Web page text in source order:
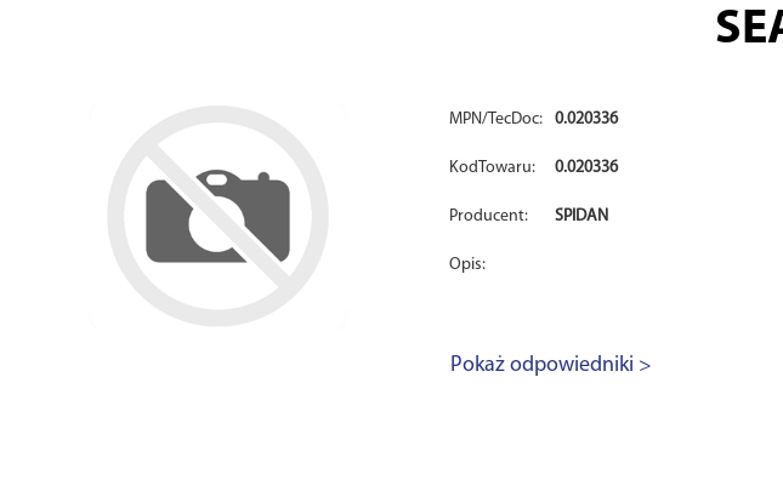
MPN/TecDoc: 0.020336
KodTowaru: 0.020336
Producent: SPIDAN
Opis:
Pokaż odpowiedniki >